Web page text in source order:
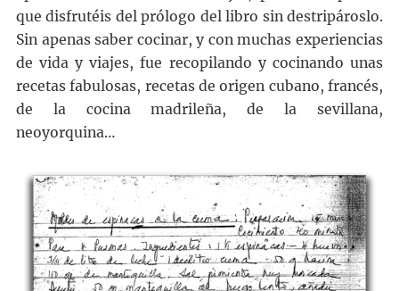
que disfrutéis del prólogo del libro sin destripároslo.
Sin apenas saber cocinar, y con muchas experiencias
de vida y viajes, fue recopilando y cocinando unas
recetas fabulosas, recetas de origen cubano, francés,
de la cocina madrileña, de la sevillana,
neoyorquina…